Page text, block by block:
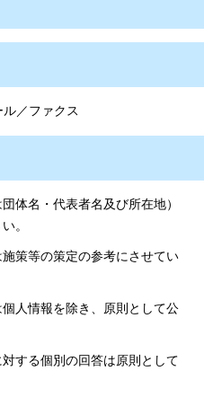
／ファクス
体名・代表者名及び所在地）
。
策等の策定の参考にさせてい
人情報を除き、原則として公
する個別の回答は原則として